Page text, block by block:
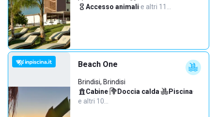
Accesso animali·e altri 11…
Beach One
Brindisi, Brindisi
Cabine· Doccia calda· Piscina·
e altri 10…